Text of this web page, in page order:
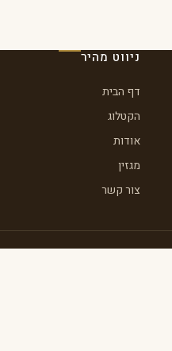
ניווט מהיר
דף הבית
הקטלוג
אודות
מגזין
צור קשר